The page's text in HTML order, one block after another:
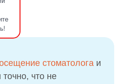
стоматолога и
что не